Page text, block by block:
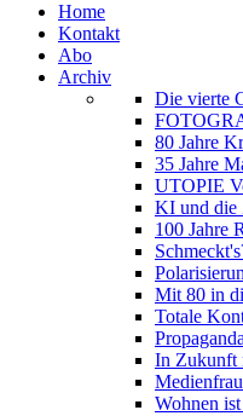
Home
Kontakt
Abo
Archiv
Die vierte
80 Jahre
35 Jahre
UTOPIE
KI und die
100 Jahre
Mit 80 in
Totale
Propaganda
In Zukunft
Wohnen